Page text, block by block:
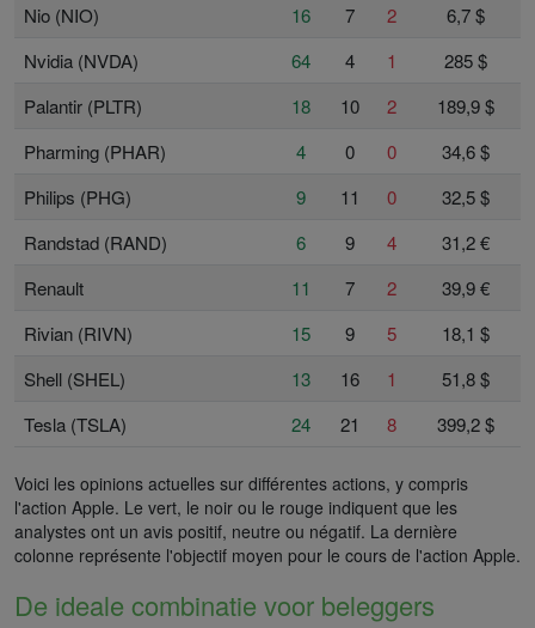
Nio (NIO)
16 7 2
6,7 $
Nvidia (NVDA)
64 4 1
285 $
Palantir (PLTR)
18 10 2
189,9 $
Pharming (PHAR)
4 0 0
34,6 $
Philips (PHG)
9 11 0
32,5 $
Randstad (RAND)
6 9 4
31,2 €
Renault
11 7 2
39,9 €
Rivian (RIVN)
15 9 5
18,1 $
Shell (SHEL)
13 16 1
51,8 $
Tesla (TSLA)
24 21 8 399,2 $
Voici les opinions actuelles sur différentes actions, y compris
l'action Apple. Le vert, le noir ou le rouge indiquent que les
analystes ont un avis positif, neutre ou négatif. La dernière
colonne représente l'objectif moyen pour le cours de l'action Apple.
De ideale combinatie voor beleggers